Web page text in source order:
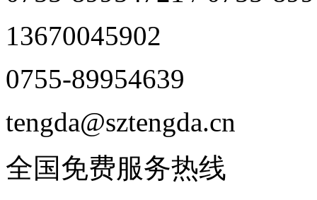
13670045902
0755-89954639
tengda@sztengda.cn
全国免费服务热线